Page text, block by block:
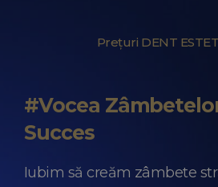
Prețuri DENT
#Vocea
Succes
Iubim să creăm zâmbete